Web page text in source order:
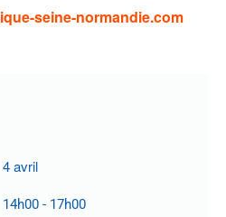
seine-normandie.com
4 avril
14h00 - 17h00